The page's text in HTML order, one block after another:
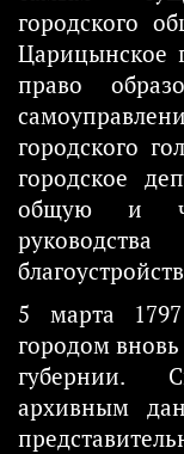
городского
Царицынское
право
городского
городское
общую и
5 марта
городом
губернии.
архивным